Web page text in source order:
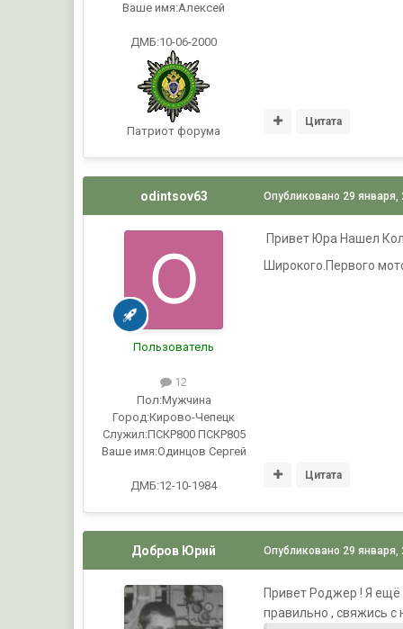
Ваше имя:Алексей
ДМБ:10-06-2000
Патриот форума
Цитата
odintsov63
Пользователь
12
Пол:Мужчина
Город:Кирово-Чепецк
Служил:ПСКР800 ПСКР805
Ваше имя:Одинцов Сергей
ДМБ:12-10-1984
Опубликовано 29 января,
Привет Юра Нашел
Широкого.Первого
Цитата
Добров Юрий Опубликовано 29 января,
Привет Роджер ! Я ещё
правильно , свяжись с